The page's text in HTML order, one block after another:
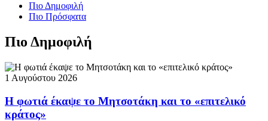
Πιο Δημοφιλή
Πιο Πρόσφατα
Πιο Δημοφιλή
1 Αυγούστου 2026
Η φωτιά έκαψε το Μητσοτάκη και το «επιτελικό
κράτος»